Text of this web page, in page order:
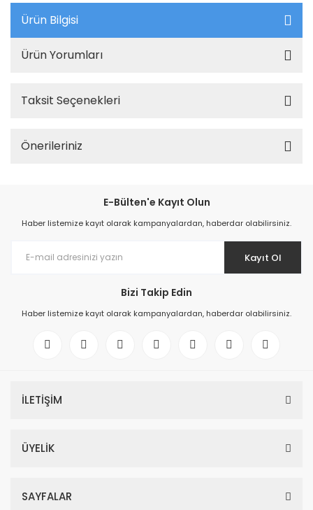
Ürün Bilgisi
Ürün Yorumları
Taksit Seçenekleri
Önerileriniz
E-Bülten'e Kayıt Olun
Haber listemize kayıt olarak kampanyalardan, haberdar olabilirsiniz.
Kayıt Ol
Bizi Takip Edin
Haber listemize kayıt olarak kampanyalardan, haberdar olabilirsiniz.
İLETİŞİM
ÜYELİK
SAYFALAR